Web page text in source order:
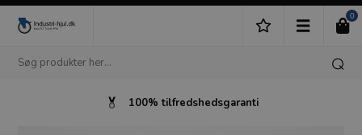
0
100% tilfredshedsgaranti